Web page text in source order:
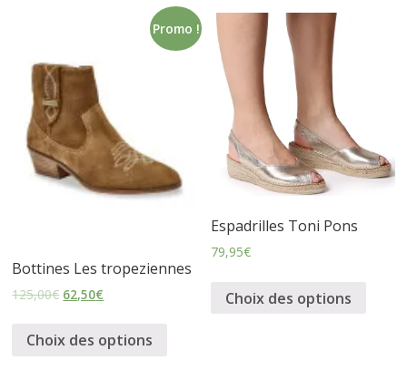
e
c
a
u
s
Promo !
Bottines Les tropeziennes
125,00€ 62,50€
Choix des options
Espadrilles Toni Pons
79,95€
Choix des options